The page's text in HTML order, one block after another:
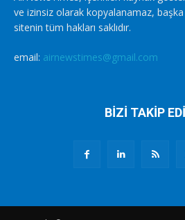
ve izinsiz olarak kopyalanamaz,
sitenin tüm hakları saklıdır.
email: airnewstimes@gmail.com
BİZİ TAKİP